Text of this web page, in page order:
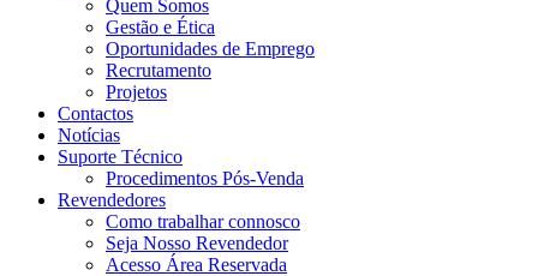
Quem Somos
Gestão e Ética
Oportunidades de Emprego
Recrutamento
Projetos
Contactos
Notícias
Suporte Técnico
Procedimentos Pós-Venda
Revendedores
Como trabalhar connosco
Seja Nosso Revendedor
Acesso Área Reservada